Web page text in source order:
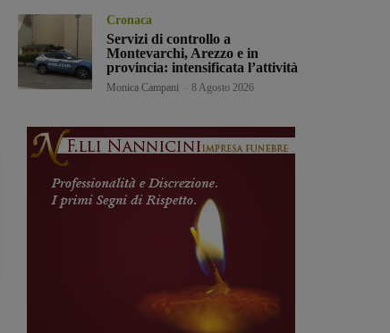
Cronaca
Servizi di controllo a
Montevarchi, Arezzo e in
provincia: intensificata l’attività
Monica Campani 8 Agosto 2026